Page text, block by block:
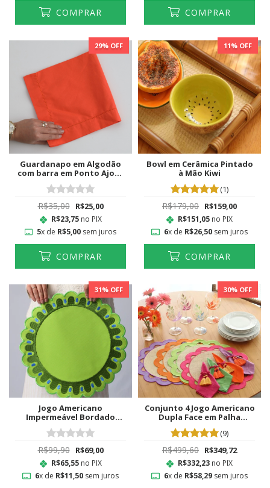
COMPRAR COMPRAR
29% OFF
Guardanapo em Algodão
com barra em Ponto Ajour
Laranja
R$35,00 R$25,00
R$23,75no PIX
5x de R$5,00 sem juros
COMPRAR
11% OFF
Bowl em Cerâmica Pintado
à Mão Kiwi
(1)
R$179,00 R$159,00
R$151,05 no PIX
6x de R$26,50sem juros
COMPRAR
31% OFF
Jogo Americano
Impermeável Bordado
Primavera Pistache
R$99,90 R$69,00
R$65,55no PIX
6x de R$11,50sem juros
30% OFF
Conjunto 4 Jogo Americano
Dupla Face em Palha
Natural Flora e 4
guardanapos
(9)
R$499,60 R$349,72
R$332,23 no PIX
6x de R$58,29sem juros